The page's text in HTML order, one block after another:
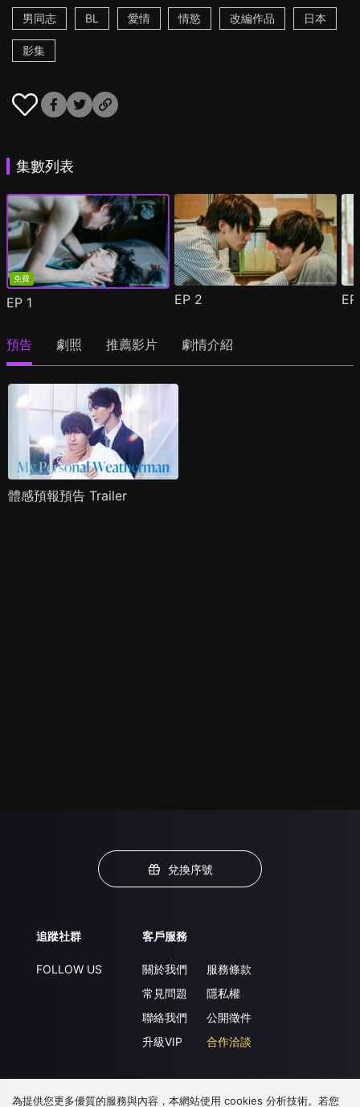
男同志
BL 愛情 情慾 改編作品 日本
影集
集數列表
免費
EP 1 EP 2
預告 劇照 推薦影片 劇情介紹
體感預報預告 Trailer
兌換序號
追蹤社群
FOLLOW US
客戶服務
關於我們
常見問題
聯絡我們
升級VIP
服務條款
隱私權
公開徵件
合作洽談
下載 APP
為提供您更多優質的服務與內容，本網站使用 cookies 分析技術。若您